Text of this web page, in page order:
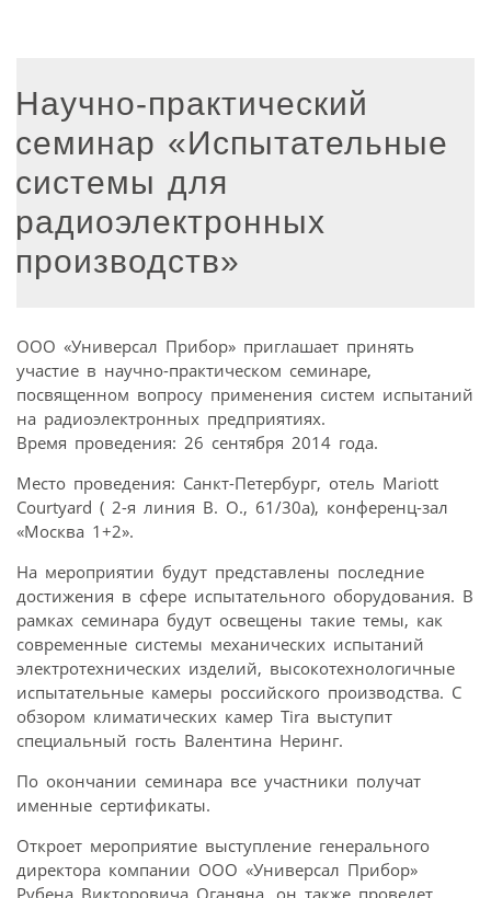
Научно-практический
семинар «Испытательные
системы для
радиоэлектронных
производств»
ООО «Универсал Прибор» приглашает принять
участие в научно-практическом семинаре,
посвященном вопросу применения систем испытаний
на радиоэлектронных предприятиях.
Время проведения: 26 сентября 2014 года.
Место проведения: Санкт-Петербург, отель Mariott
Courtyard ( 2-я линия В. О., 61/30а), конференц-зал
«Москва 1+2».
На мероприятии будут представлены последние
достижения в сфере испытательного оборудования. В
рамках семинара будут освещены такие темы, как
современные системы механических испытаний
электротехнических изделий, высокотехнологичные
испытательные камеры российского производства. С
обзором климатических камер Tira выступит
специальный гость Валентина Неринг.
По окончании семинара все участники получат
именные сертификаты.
Откроет мероприятие выступление генерального
директора компании ООО «Универсал Прибор»